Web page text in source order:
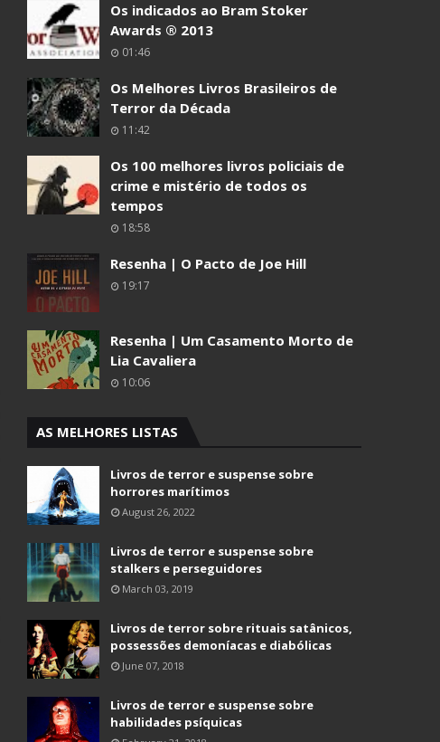
Os indicados ao Bram Stoker
Awards ® 2013
01:46
Os Melhores Livros Brasileiros de
Terror da Década
11:42
Os 100 melhores livros policiais de
crime e mistério de todos os
tempos
18:58
Resenha | O Pacto de Joe Hill
19:17
Resenha | Um Casamento Morto de
Lia Cavaliera
10:06
AS MELHORES LISTAS
Livros de terror e suspense sobre
horrores marítimos
August 26, 2022
Livros de terror e suspense sobre
stalkers e perseguidores
March 03, 2019
Livros de terror sobre rituais satânicos,
possessões demoníacas e diabólicas
June 07, 2018
Livros de terror e suspense sobre
habilidades psíquicas